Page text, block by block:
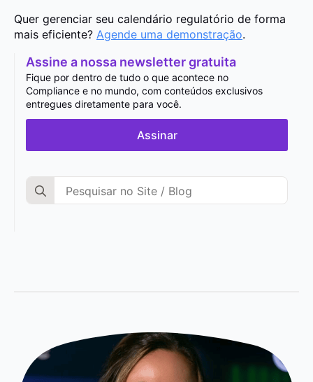
Quer gerenciar seu calendário regulatório de forma
mais eficiente? Agende uma demonstração.
Assine a nossa newsletter gratuita
Fique por dentro de tudo o que acontece no
Compliance e no mundo, com conteúdos exclusivos
entregues diretamente para você.
Assinar
Search
for: